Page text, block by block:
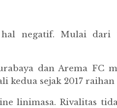
negatif. Mulai dari
dan Arema FC
kedua sejak 2017
linimasa. Rivalitas